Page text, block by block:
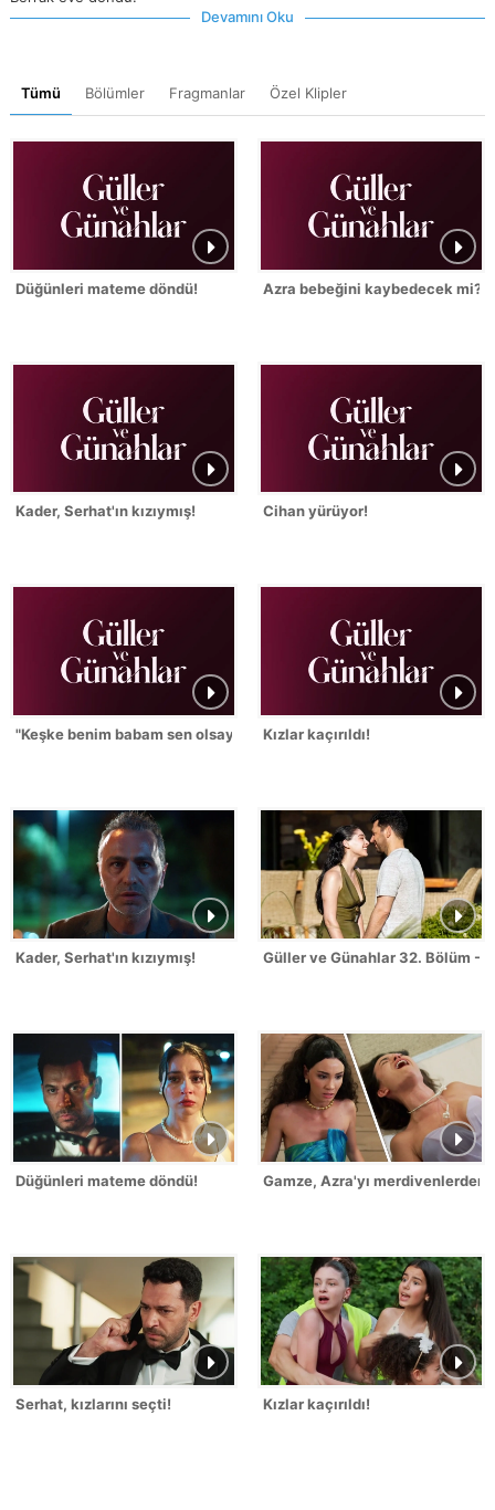
Devamını Oku
Tümü Bölümler Fragmanlar Özel Klipler
Düğünleri mateme döndü! Azra bebeğini kaybedecek mi?
Kader, Serhat'ın kızıymış! Cihan yürüyor!
"Keşke benim babam sen olsaydın!"Kızlar kaçırıldı!
Kader, Serhat'ın kızıymış! Güller ve Günahlar 32. Bölüm -
Düğünleri mateme döndü! Gamze, Azra'yı merdivenlerden
Serhat, kızlarını seçti! Kızlar kaçırıldı!